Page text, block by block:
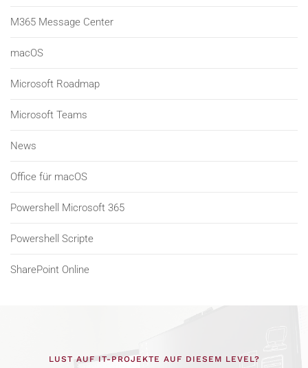
M365 Message Center
macOS
Microsoft Roadmap
Microsoft Teams
News
Office für macOS
Powershell Microsoft 365
Powershell Scripte
SharePoint Online
LUST AUF IT-PROJEKTE AUF DIESEM LEVEL?